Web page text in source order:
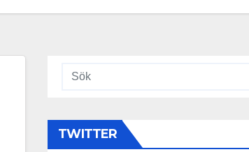
TWITTER